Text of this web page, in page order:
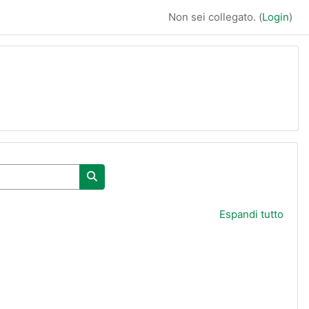
Non sei collegato. (Login)
Cerca corsi
Espandi tutto